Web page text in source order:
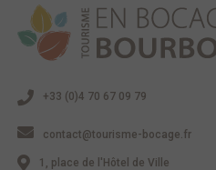
+33 (0)4 70 67 09 79
contact@tourisme-bocage.fr
1, place de l'Hôtel de Ville